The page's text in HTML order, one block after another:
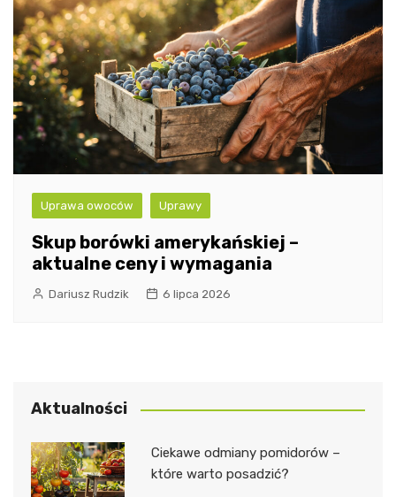
Uprawa owoców Uprawy
Skup borówki amerykańskiej –
aktualne ceny i wymagania
Dariusz Rudzik 6 lipca 2026
Aktualności
Ciekawe odmiany pomidorów –
które warto posadzić?